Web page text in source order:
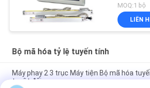
MOQ:1 bộ
LIÊN
Bộ mã hóa tỷ lệ tuyến tính
Máy phay 2 3 trục Máy tiện Bộ mã hóa
tuyệt đối